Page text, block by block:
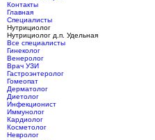
Контакты
Главная
Специалисты
Нутрициолог
Нутрициолог д.п. Удельная
Все специалисты
Гинеколог
Венеролог
Врач УЗИ
Гастроэнтеролог
Гомеопат
Дерматолог
Диетолог
Инфекционист
Иммунолог
Кардиолог
Косметолог
Невролог